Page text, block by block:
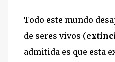
Todo este mundo
de seres vivos (
admitida es que esta